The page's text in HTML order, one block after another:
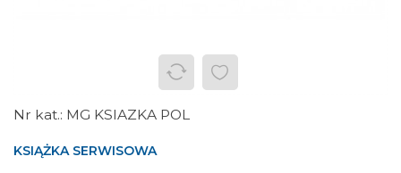
MG KSIAZKA POL
KSIĄŻKA SERWISOWA